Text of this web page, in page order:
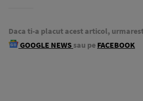
Daca ti-a placut acest articol,
GOOGLE NEWS sau pe FACEBOOK